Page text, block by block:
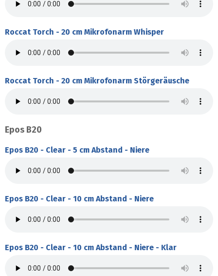
Roccat Torch - 20 cm Mikrofonarm Whisper
Roccat Torch - 20 cm Mikrofonarm Störgeräusche
Epos B20
Epos B20 - Clear - 5 cm Abstand - Niere
Epos B20 - Clear - 10 cm Abstand - Niere
Epos B20 - Clear - 10 cm Abstand - Niere - Klar